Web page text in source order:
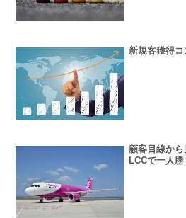
新規客獲得
顧客目線か
LCCで一人